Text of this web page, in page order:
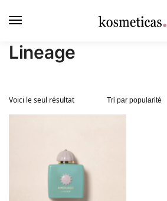
principal
Lineage
Voici le seul résultat